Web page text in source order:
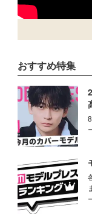
おすすめ特集